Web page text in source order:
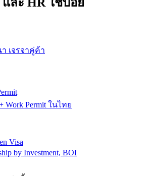
ละ HRใช้บ่อย
เจรจาคู่ค้า
Work Permit ในไทย
Visa
by Investment, BOI